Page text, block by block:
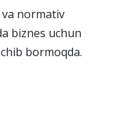
normativ
biznes uchun
bormoqda.